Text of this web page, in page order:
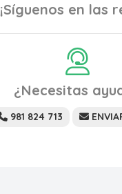
¡Síguenos en las
¿Necesitas
981 824 713